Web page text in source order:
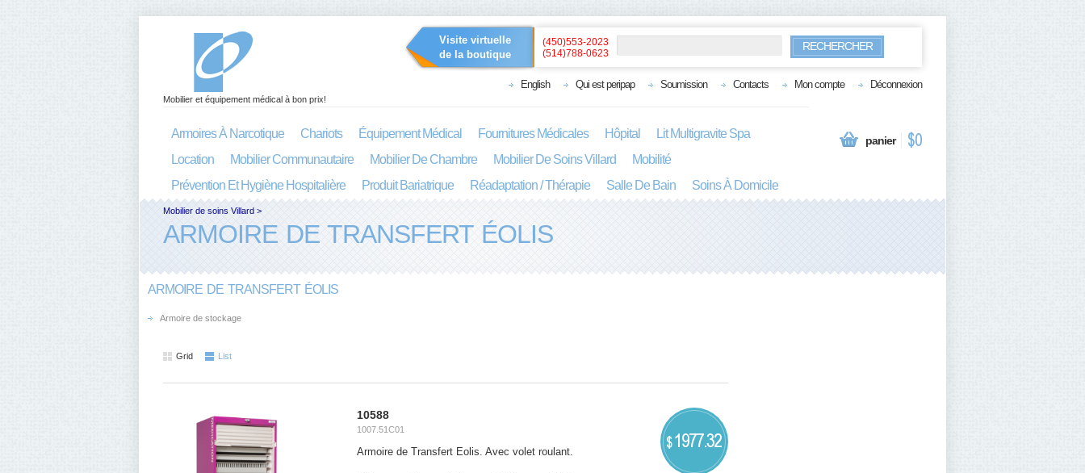
Visite virtuelle
de la boutique
Mobilier et équipement médical à bon prix!
English Qui est peripap Soumission Contacts Mon compte Déconnexion
(450)553-2023
(514)788-0623
RECHERCHER
Armoires À Narcotique Chariots Équipement Médical Fournitures Médicales Hôpital
Lit Multigravite Spa
Location
Mobilier Communautaire Mobilier De Chambre Mobilier De Soins Villard
Mobilité
Prévention Et Hygiène Hospitalière
Produit Bariatrique Réadaptation / Thérapie Salle De Bain Soins À Domicile
panier $0
Mobilier de soins Villard >
ARMOIRE DE TRANSFERT ÉOLIS
ARMOIRE DE TRANSFERT ÉOLIS
Armoire de stockage
Grid List
10588
1007.51C01
$1977.32
Armoire de Transfert Eolis. Avec volet roulant.